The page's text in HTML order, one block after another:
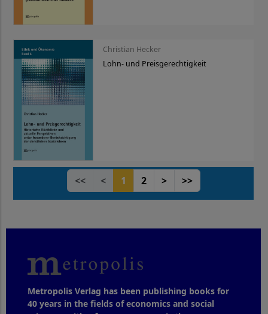
Christian Hecker
Lohn- und Preisgerechtigkeit
<< < 1 2 > >>
Metropolis Verlag has been publishing books for
40 years in the fields of economics and social